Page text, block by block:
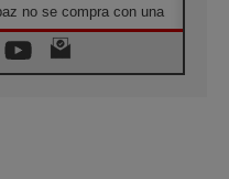
no se compra con una
los 416 años del